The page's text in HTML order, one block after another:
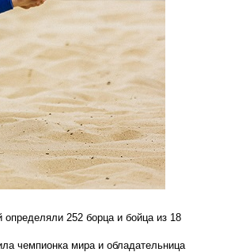
252 борца и бойца из 18
чемпионка мира и обладательница